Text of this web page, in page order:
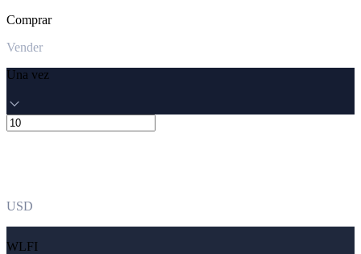
Comprar
Vender
Una vez
USD
WLFI